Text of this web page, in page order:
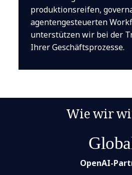
produktionsreifen,
agentengesteuerten
unterstützen wir bei der
Ihrer Geschäftsprozesse.
Wie wir
OpenAI-